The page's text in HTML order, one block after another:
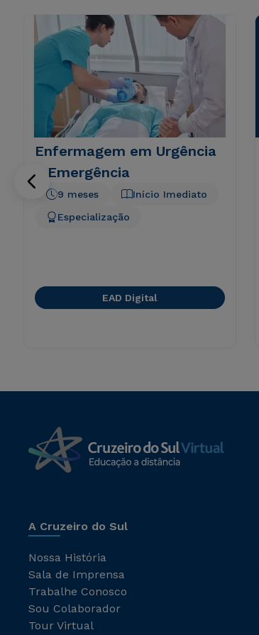
Enfermagem em Urgência
e Emergência
Início Imediato
9 meses
Especialização
EAD Digital
A Cruzeiro do Sul
Nossa História
Sala de Imprensa
Trabalhe Conosco
Sou Colaborador
Tour Virtual